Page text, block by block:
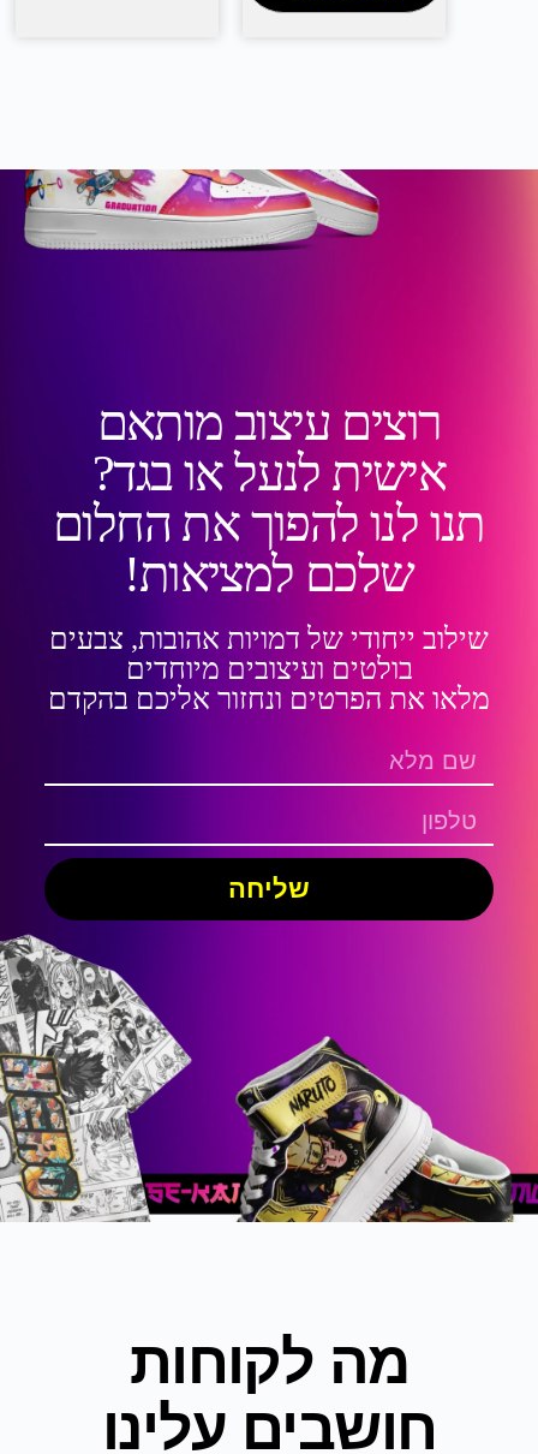
רוצים עיצוב מותאם
אישית לנעל או בגד?
תנו לנו להפוך את החלום
שלכם למציאות!
שילוב ייחודי של דמויות אהובות, צבעים
בולטים ועיצובים מיוחדים
מלאו את הפרטים ונחזור אליכם בהקדם
שליחה
מה לקוחות
חושבים עלינו